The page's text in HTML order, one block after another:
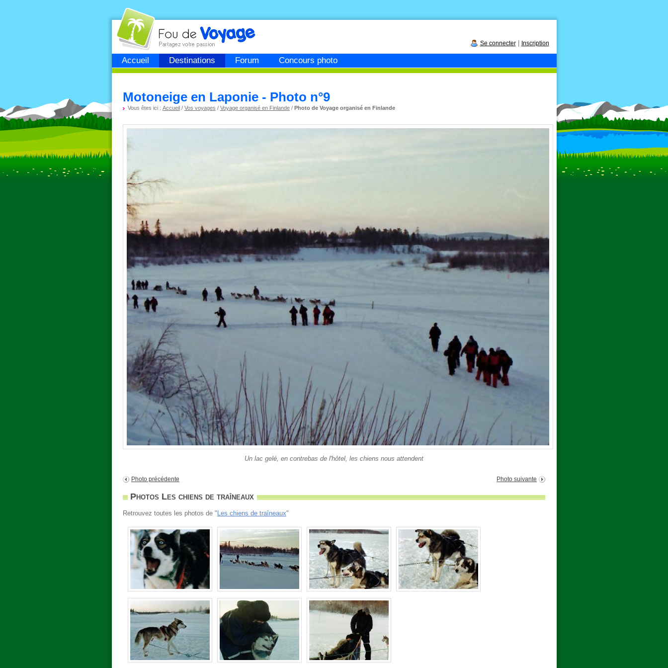
Accueil Destinations Forum Concours photo
Fou devoyage
Se connecter| Inscription
Motoneige en Laponie - Photo n°9
Vous êtes ici : Accueil/ Vos voyages / Voyage organisé en Finlande/ Photo de Voyage organisé en Finlande
Un lac gelé, en contrebas de l'hôtel, les chiens nous attendent
Photo précédente Photo suivante
Photos Les chiens de traîneaux
Retrouvez toutes les photos de "Les chiens de traîneaux"